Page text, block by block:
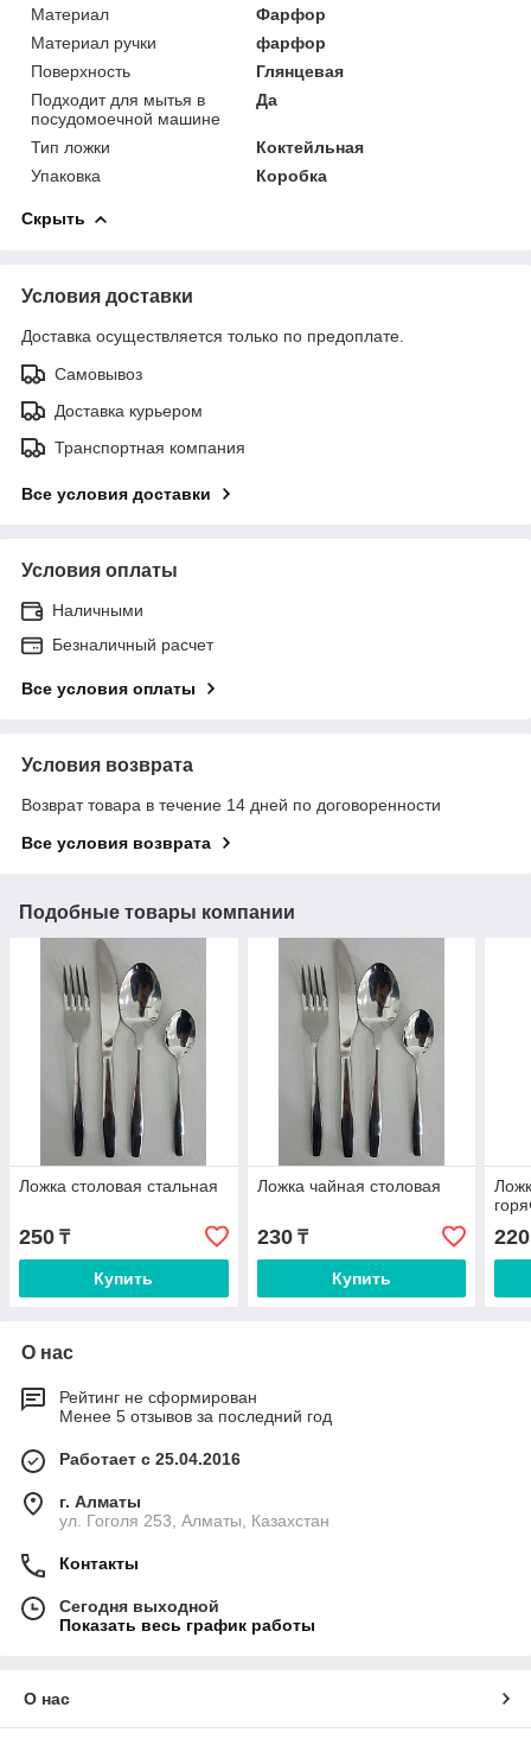
Материал
Фарфор
Материал ручки
фарфор
Поверхность
Глянцевая
Подходит для мытья в
посудомоечной машине
Да
Тип ложки
Коктейльная
Упаковка
Коробка
Скрыть
Условия доставки
Доставка осуществляется только по предоплате.
Самовывоз
Доставка курьером
Транспортная компания
Все условия доставки
Условия оплаты
Наличными
Безналичный расчет
Все условия оплаты
Условия возврата
Возврат товара в течение 14 дней по договоренности
Все условия возврата
Подобные товары компании
Ложка столовая стальная
250 ₸
Купить
Ложка чайная столовая
230₸
Купить
220
О нас
Рейтинг не сформирован
Менее 5 отзывов за последний год
Работает с 25.04.2016
г. Алматы
ул. Гоголя 253, Алматы, Казахстан
Контакты
Сегодня выходной
Показать весь график работы
О нас